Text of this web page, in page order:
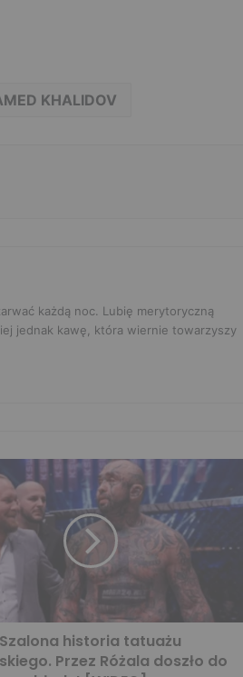
KHALIDOV
każdą noc. Lubię merytoryczną
jednak kawę, która wiernie towarzyszy
Szalona historia tatuażu
Przez Różala doszło do